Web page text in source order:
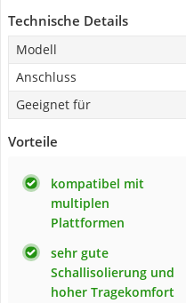
Technische Details
Modell
Anschluss
Geeignet für
Vorteile
kompatibel mit
multiplen
Plattformen
sehr gute
Schallisolierung und
hoher Tragekomfort